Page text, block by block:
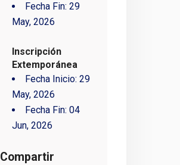
Fecha Fin: 29
May, 2026
Inscripción
Extemporánea
Fecha Inicio: 29
May, 2026
Fecha Fin: 04
Jun, 2026
Compartir